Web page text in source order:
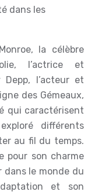
dans les
la célèbre
l’actrice et
l’acteur et
des Gémeaux,
qui caractérisent
différents
au fil du temps.
pour son charme
dans le monde du
et son